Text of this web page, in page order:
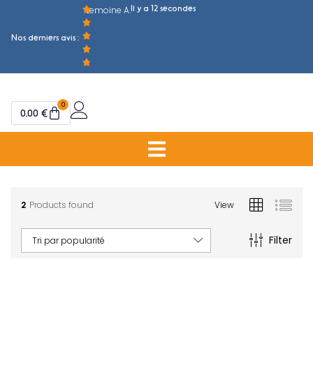
Nos derniers avis :
Lemoine A.Il y a 12 secondes
0,00 €
0
2 Products found View
Filter
Tri par popularité